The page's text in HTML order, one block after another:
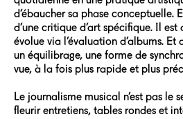
d’ébaucher sa phase conceptuelle.
d’une critique d’art spécifique. Il
évolue via l’évaluation d’albums.
un équilibrage, une forme de
vue, à la fois plus rapide et plus
Le journalisme musical n’est pas le
fleurir entretiens, tables rondes et